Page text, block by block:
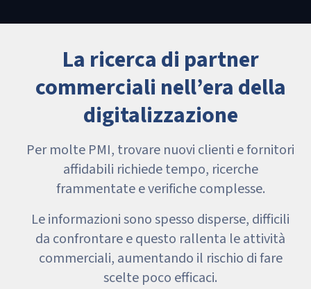
La ricerca di partner
commerciali nell’era della
digitalizzazione
Per molte PMI, trovare nuovi clienti e fornitori
affidabili richiede tempo, ricerche
frammentate e verifiche complesse.
Le informazioni sono spesso disperse, difficili
da confrontare e questo rallenta le attività
commerciali, aumentando il rischio di fare
scelte poco efficaci.